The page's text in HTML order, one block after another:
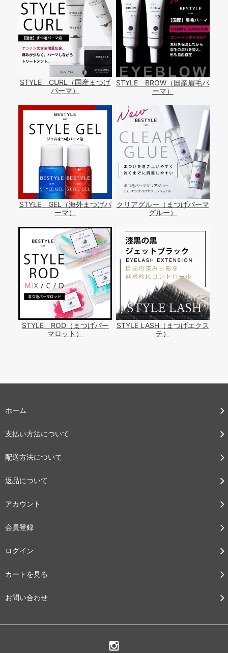
STYLE CURL（国産まつげ
パーマ）
STYLE BROW（国産眉毛パ
ーマ）
STYLE GEL（海外まつげパ
ーマ）
クリアグルー（まつげパーマ
グルー）
STYLE ROD（まつげパー
マロット）
STYLE LASH（まつげエクス
テ）
ホーム
支払い方法について
配送方法について
返品について
アカウント
会員登録
ログイン
カートを見る
お問い合わせ